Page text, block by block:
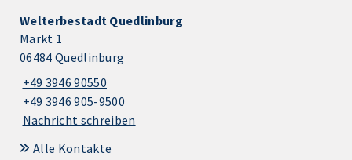
Welterbestadt Quedlinburg
Markt 1
06484 Quedlinburg
+49 3946 90550
+49 3946 905-9500
Nachricht schreiben
Alle Kontakte